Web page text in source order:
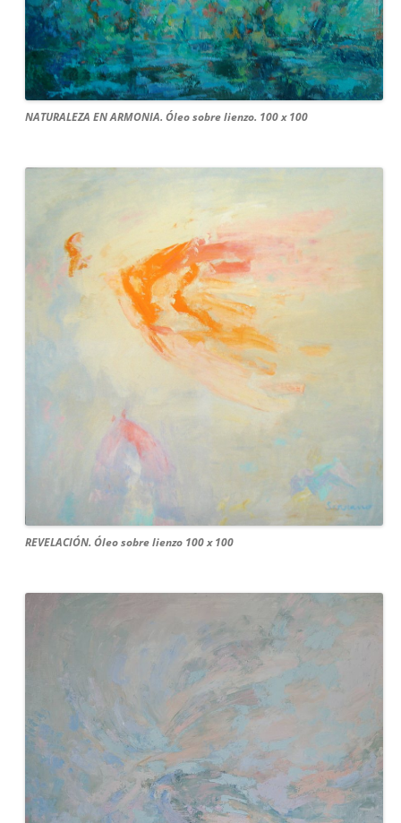
NATURALEZA EN ARMONIA. Óleo sobre lienzo. 100 x 100
REVELACIÓN. Óleo sobre lienzo 100 x 100